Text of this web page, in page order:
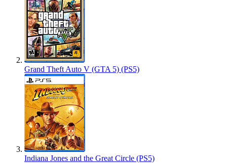
Grand Theft Auto V (GTA 5) (PS5)
Indiana Jones and the Great Circle (PS5)